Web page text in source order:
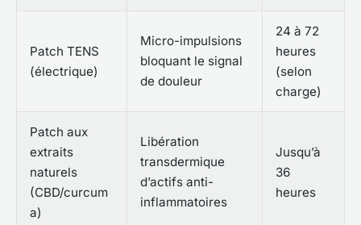
Patch TENS
(électrique)
Micro-impulsions
bloquant le signal
de douleur
24 à 72
heures
(selon
charge)
Patch aux
extraits
naturels
(CBD/curcum
a)
Libération
transdermique
d’actifs anti-
inflammatoires
Jusqu’à
36
heures